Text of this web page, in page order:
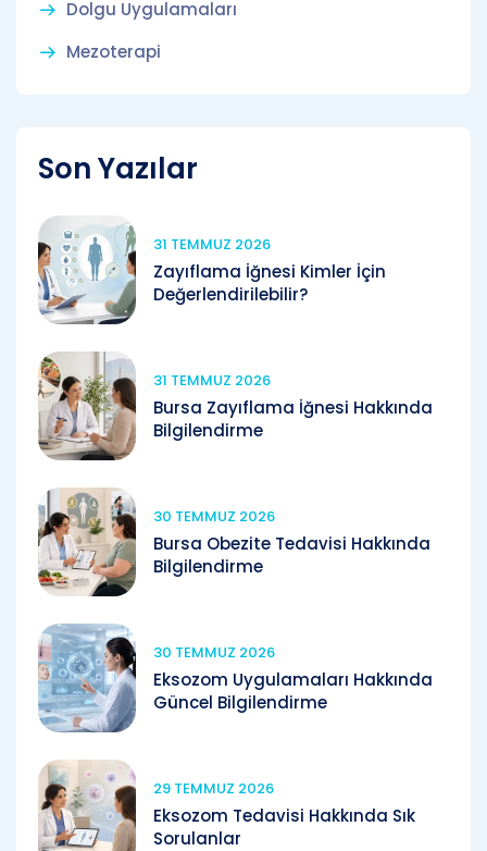
Dolgu Uygulamaları
Mezoterapi
Son Yazılar
31 TEMMUZ 2026
Zayıflama İğnesi Kimler İçin
Değerlendirilebilir?
31 TEMMUZ 2026
Bursa Zayıflama İğnesi Hakkında
Bilgilendirme
30 TEMMUZ 2026
Bursa Obezite Tedavisi Hakkında
Bilgilendirme
30 TEMMUZ 2026
Eksozom Uygulamaları Hakkında
Güncel Bilgilendirme
29 TEMMUZ 2026
Eksozom Tedavisi Hakkında Sık
Sorulanlar